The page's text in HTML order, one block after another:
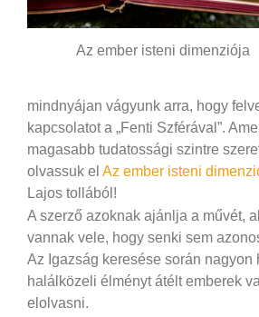
Az ember isteni dimenziója
mindnyájan vágyunk arra, hogy
kapcsolatot a „Fenti Szférával”.
magasabb tudatossági szintre
olvassuk el Az ember isteni
Lajos tollából!
A szerző azoknak ajánlja a művét,
vannak vele, hogy senki sem
Az Igazság keresése során nagyon
halálközeli élményt átélt emberek
elolvasni.